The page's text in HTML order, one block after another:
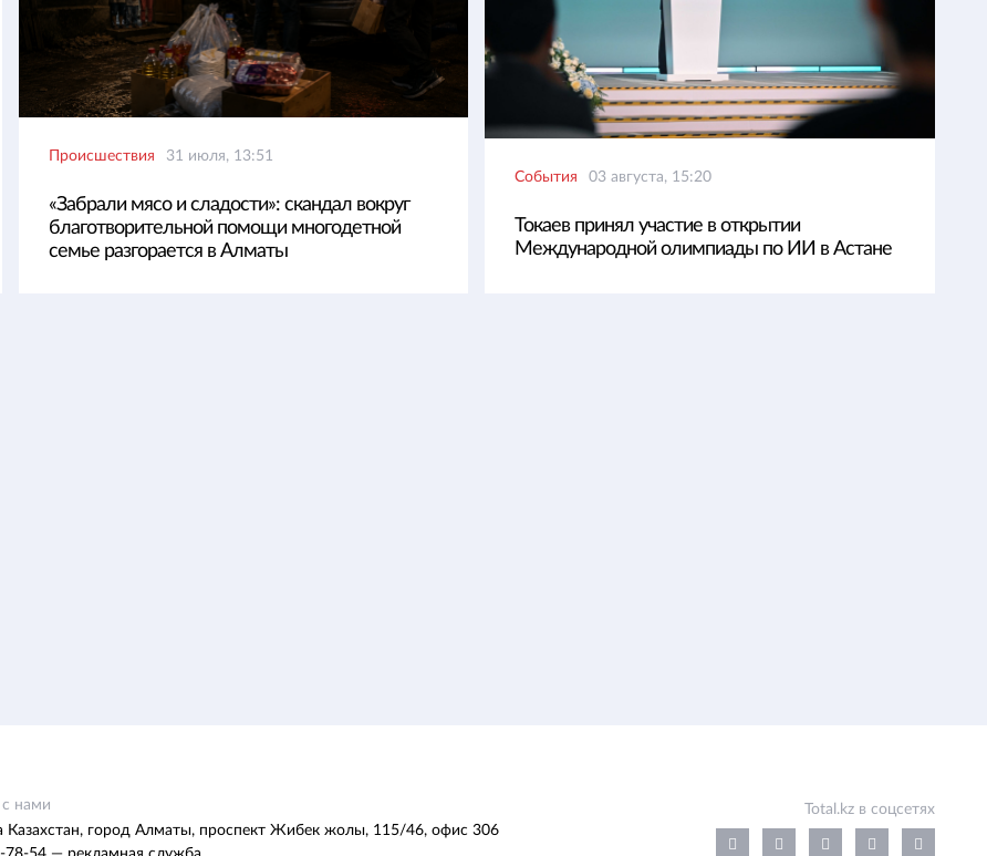
Происшествия 31 июля, 13:51
«Забрали мясо и сладости»: скандал вокруг
благотворительной помощи многодетной
семье разгорается в Алматы
События 03 августа, 15:20
Токаев принял участие в открытии
Международной олимпиады по ИИ в Астане
нами
Казахстан, город Алматы, проспект Жибек жолы, 115/46, офис 306
Total.kz в соцсетях